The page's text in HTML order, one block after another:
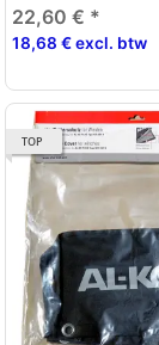
22,60 € *
18,68 € excl. btw
TOP